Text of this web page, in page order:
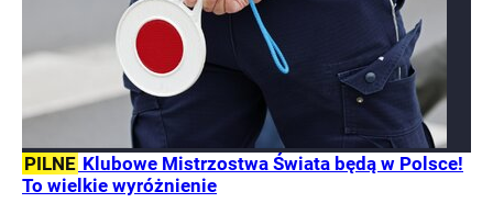
PILNE Klubowe Mistrzostwa Świata będą w Polsce!
To wielkie wyróżnienie